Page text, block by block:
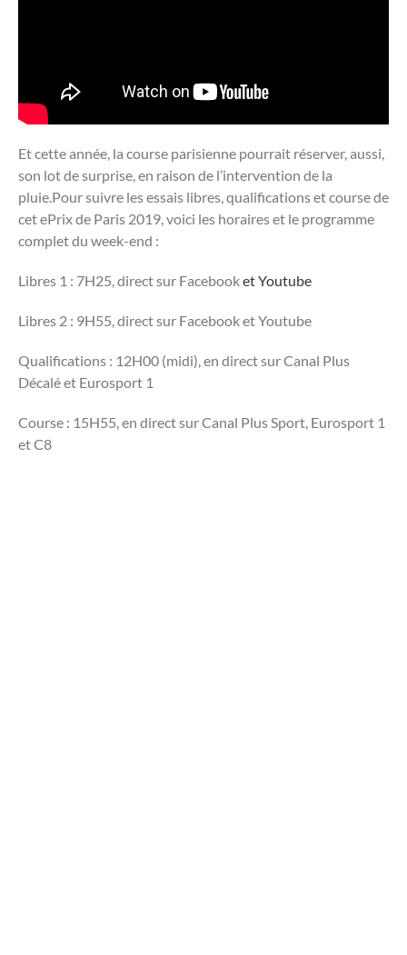
Et cette année, la course parisienne pourrait réserver, aussi,
son lot de surprise, en raison de l’intervention de la
pluie.Pour suivre les essais libres, qualifications et course de
cet ePrix de Paris 2019, voici les horaires et le programme
complet du week-end :
Libres 1 : 7H25, direct sur Facebooket Youtube
Libres 2 : 9H55, direct sur Facebook et Youtube
Qualifications : 12H00 (midi), en direct sur Canal Plus
Décalé et Eurosport 1
Course : 15H55, en direct sur Canal Plus Sport, Eurosport 1
et C8